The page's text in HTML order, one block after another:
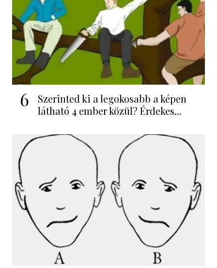
6
Szerinted ki a legokosabb a képen
látható 4 ember közül? Érdekes...